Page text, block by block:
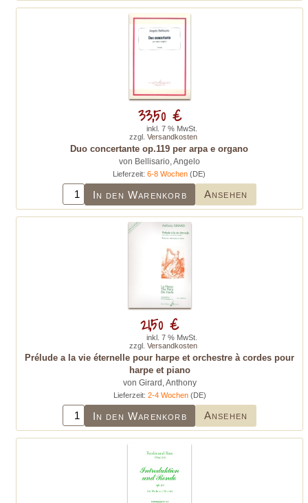
Duo concertante op.119 per arpa e organo
von Bellisario, Angelo
Lieferzeit:6-8 Wochen (DE)
In den Warenkorb Ansehen
33,50 €
inkl. 7 % MwSt.
zzgl. Versandkosten
Prélude a la vie éternelle pour harpe et orchestre à cordes pour
harpe et piano
von Girard, Anthony
Lieferzeit: 2-4 Wochen(DE)
In den Warenkorb Ansehen
21,50 €
inkl. 7 % MwSt.
zzgl. Versandkosten